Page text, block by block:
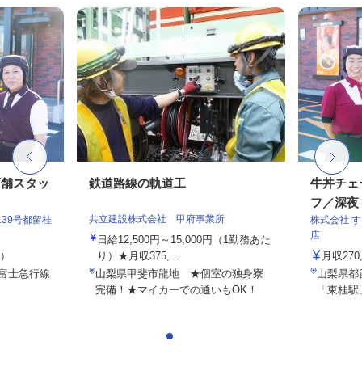
スタッ
号都留桂
士急行線
鉄道路線の軌道工
共立建設株式会社 甲府事業所
日給12,500円～15,000円（1勤務あた
り）★月収375,...
山梨県甲斐市龍地 ★個室の独身寮
完備！★マイカーでの通いもOK！
牛丼チェ
フ／深夜
株式会社
店
月収
山梨県都
「東桂